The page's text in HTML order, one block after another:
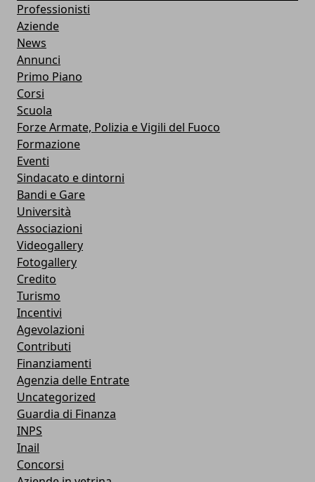
Professionisti
Aziende
News
Annunci
Primo Piano
Corsi
Scuola
Forze Armate, Polizia e Vigili del Fuoco
Formazione
Eventi
Sindacato e dintorni
Bandi e Gare
Università
Associazioni
Videogallery
Fotogallery
Credito
Turismo
Incentivi
Agevolazioni
Contributi
Finanziamenti
Agenzia delle Entrate
Uncategorized
Guardia di Finanza
INPS
Inail
Concorsi